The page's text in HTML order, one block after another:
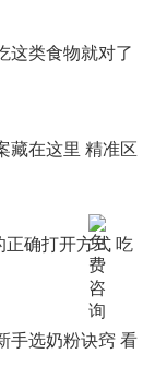
这类食物就对了
藏在这里 精准区
正确打开方式 吃
手选奶粉诀窍 看